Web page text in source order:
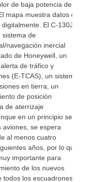
de baja potencia de
mapa muestra datos de
El C-130J
sistema de
navegación inercial
de Honeywell, un
de tráfico y
(E-TCAS), un sistema
en tierra, un
de posición
de aterrizaje
en un principio se
aviones, se espera
al menos cuatro
años, por lo que
importante para
de los nuevos
todos los escuadrones